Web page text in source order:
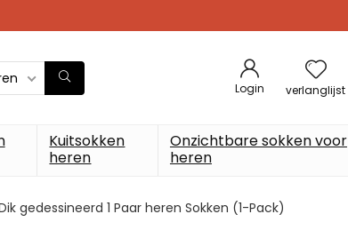
Login verlanglijst
Kuitsokken
heren
Onzichtbare sokken voor
heren
gedessineerd 1 Paar heren Sokken (1-Pack)